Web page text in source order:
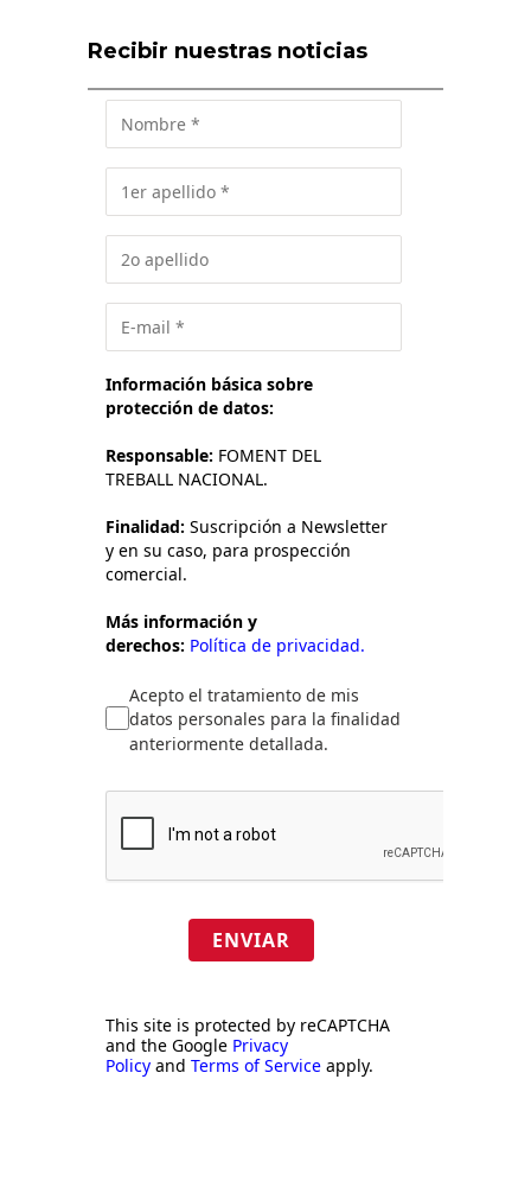
Recibir nuestras noticias
Información básica sobre
protección de datos:
Responsable: FOMENT DEL
TREBALL NACIONAL.
Finalidad: Suscripción a Newsletter
y en su caso, para prospección
comercial.
Más información y
derechos: Política de privacidad.
Acepto el tratamiento de mis
datos personales para la finalidad
anteriormente detallada.
ENVIAR
This site is protected by reCAPTCHA
and the Google Privacy
Policy and Terms of Service apply.